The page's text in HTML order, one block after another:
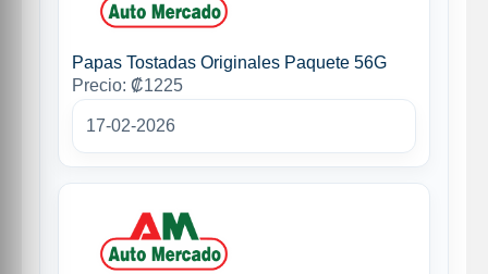
Papas Tostadas Originales Paquete 56G
Precio: ₡1225
17-02-2026